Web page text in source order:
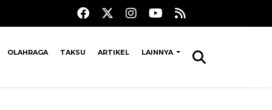
OLAHRAGA TAKSU ARTIKEL LAINNYA